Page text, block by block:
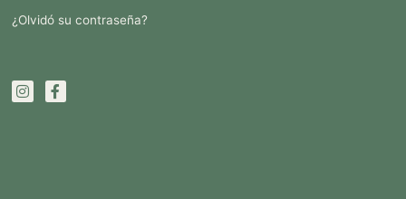
¿Olvidó su contraseña?